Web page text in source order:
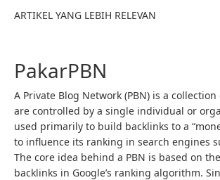
ARTIKEL YANG LEBIH RELEVAN
PakarPBN
A Private Blog Network (PBN) is a
are controlled by a single individual or
used primarily to build backlinks to a
to influence its ranking in search engines
The core idea behind a PBN is based on
backlinks in Google’s ranking algorithm.